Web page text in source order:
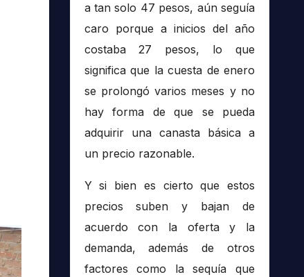
a tan solo 47 pesos, aún seguía
caro porque a inicios del año
costaba 27 pesos, lo que
significa que la cuesta de enero
se prolongó varios meses y no
hay forma de que se pueda
adquirir una canasta básica a
un precio razonable.
Y si bien es cierto que estos
precios suben y bajan de
acuerdo con la oferta y la
demanda, además de otros
factores como la sequía que